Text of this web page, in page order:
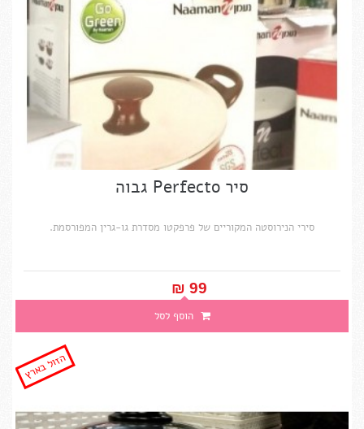
סיר Perfecto גבוה
סירי הנירוסטה המקוריים של פרפקטו מסדרת גו-גרין המפורסמת.
99 ₪‎
הוסף לסל
הזול בארץ